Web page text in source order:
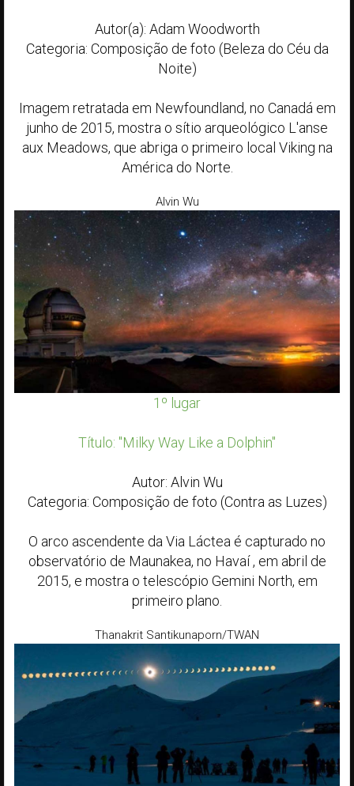
Autor(a): Adam Woodworth
Categoria: Composição de foto (Beleza do Céu da
Noite)
Imagem retratada em Newfoundland, no Canadá em
junho de 2015, mostra o sítio arqueológico L'anse
aux Meadows, que abriga o primeiro local Viking na
América do Norte.
Alvin Wu
1º lugar
Título: "Milky Way Like a Dolphin"
Autor: Alvin Wu
Categoria: Composição de foto (Contra as Luzes)
O arco ascendente da Via Láctea é capturado no
observatório de Maunakea, no Havaí , em abril de
2015, e mostra o telescópio Gemini North, em
primeiro plano.
Thanakrit Santikunaporn/TWAN